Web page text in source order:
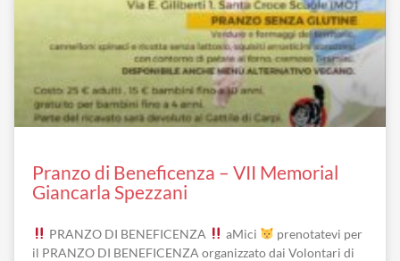
Pranzo di Beneficenza – VII Memorial
Giancarla Spezzani
PRANZO DI BENEFICENZA aMici
prenotatevi per
il PRANZO DI BENEFICENZA organizzato dai Volontari di